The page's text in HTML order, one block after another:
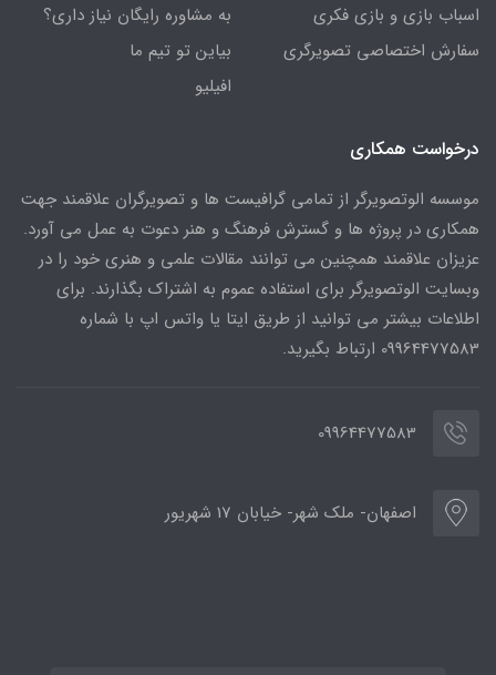
اسباب بازی و بازی فکری
سفارش اختصاصی تصویرگری
به مشاوره رایگان نیاز داری؟
بیاین تو تیم ما
افیلیو
درخواست همکاری
موسسه الوتصویرگر از تمامی گرافیست ها و تصویرگران علاقمند جهت
همکاری در پروژه ها و گسترش فرهنگ و هنر دعوت به عمل می آورد.
عزیزان علاقمند همچنین می توانند مقالات علمی و هنری خود را در
وبسایت الوتصویرگر برای استفاده عموم به اشتراک بگذارند. برای
اطلاعات بیشتر می توانید از طریق ایتا یا واتس اپ با شماره
09964477583 ارتباط بگیرید.
09964477583
اصفهان- ملک شهر- خیابان 17 شهریور